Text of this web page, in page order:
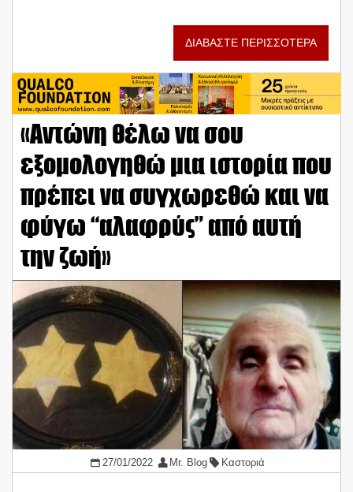
ΔΙΑΒΑΣΤΕ ΠΕΡΙΣΣΟΤΕΡΑ
«Αντώνη θέλω να σου
εξομολογηθώ μια ιστορία που
πρέπει να συγχωρεθώ και να
φύγω “αλαφρύς” από αυτή
την ζωή»
27/01/2022 Mr. Blog Καστοριά